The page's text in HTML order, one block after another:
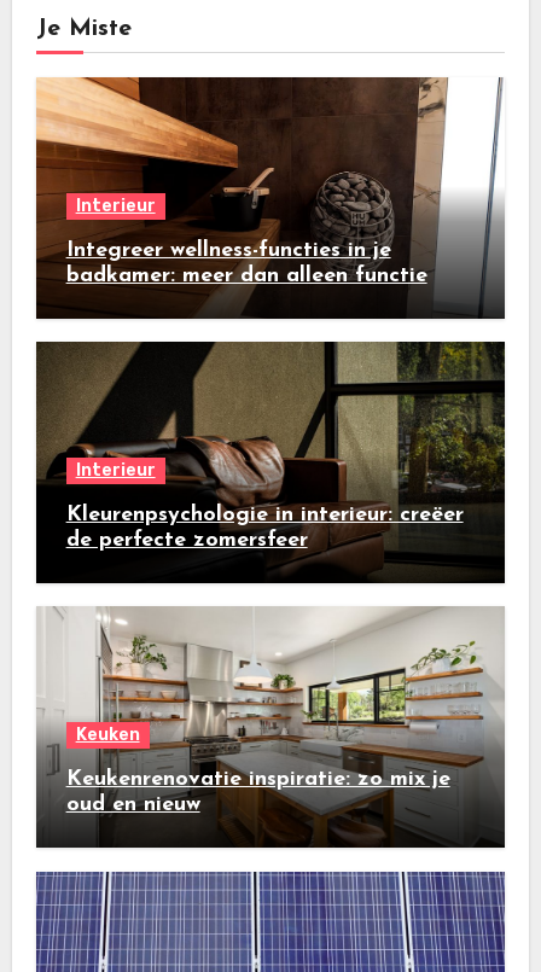
Je Miste
Interieur
Integreer wellness-functies in je
badkamer: meer dan alleen functie
Interieur
Kleurenpsychologie in interieur: creëer
de perfecte zomersfeer
Keuken
Keukenrenovatie inspiratie: zo mix je
oud en nieuw